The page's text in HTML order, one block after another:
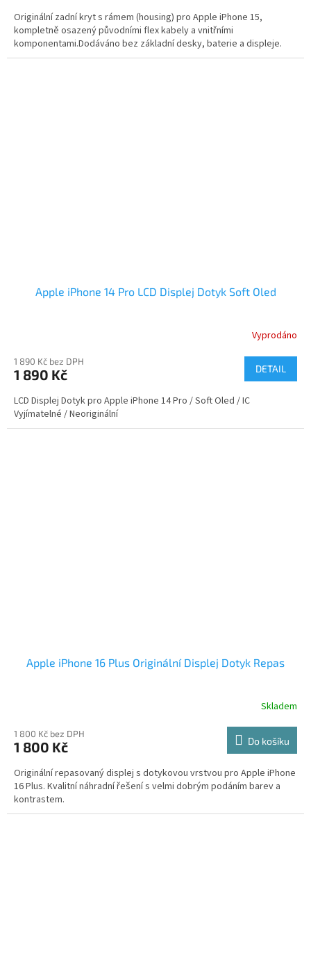
Originální zadní kryt s rámem (housing) pro Apple iPhone 15,
kompletně osazený původními flex kabely a vnitřními
komponentami.Dodáváno bez základní desky, baterie a displeje.
Apple iPhone 14 Pro LCD Displej Dotyk Soft Oled
Vyprodáno
1 890 Kč bez DPH
1 890 Kč DETAIL
LCD Displej Dotyk pro Apple iPhone 14 Pro / Soft Oled / IC
Vyjímatelné / Neoriginální
Apple iPhone 16 Plus Originální Displej Dotyk Repas
Skladem
1 800 Kč bez DPH
1 800 Kč Do košíku
Originální repasovaný displej s dotykovou vrstvou pro Apple iPhone
16 Plus. Kvalitní náhradní řešení s velmi dobrým podáním barev a
kontrastem.